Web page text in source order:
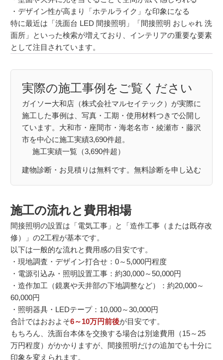
・デザイン性が高まり「ホテルライク」な印象になる
特に最近は「洗面台 LED 間接照明」「間接照明 おしゃれ 洗
面所」といった検索が増えており、インテリアの重要な要素
として注目されています。
実際の施工事例をご覧ください
ガイソー大和店（株式会社マルセイテック）が実際に
施工した事例は、写真・工期・使用材料つきで公開し
ています。大和市・座間市・海老名市・綾瀬市・藤沢
市を中心に施工実績3,690件超。
施工実績一覧（3,690件超）
建物診断・お見積りは無料です。 無料診断を申し込む
施工の流れと費用相場
間接照明の設置は「電気工事」と「造作工事（または既存改
修）」の2工程が基本です。
以下は一般的な流れと費用感の目安です。
・現地調査・デザイン打合せ：0～5,000円程度
・電源引込み・照明設置工事：約30,000～50,000円
・造作加工（鏡裏や天井部の下地調整など）：約20,000～
60,000円
・照明器具・LEDテープ：10,000～30,000円
合計ではおおよそ6～10万円前後が目安です。
もちろん、洗面台本体を交換する場合は別途費用（15～25
万円程度）がかかりますが、間接照明だけの追加でも十分に
印象を変えられます。